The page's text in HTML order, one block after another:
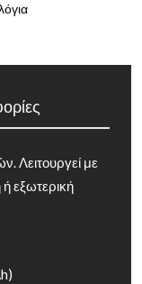
Λειτουργεί με
ή εξωτερική